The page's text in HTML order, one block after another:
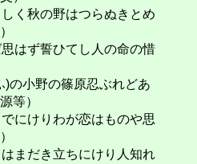
く秋の野はつらぬきとめ
はず誓ひてし人の命の惜
小野の篠原忍ぶれどあ
等）
にけりわが恋はものや思
まだき立ちにけり人知れ